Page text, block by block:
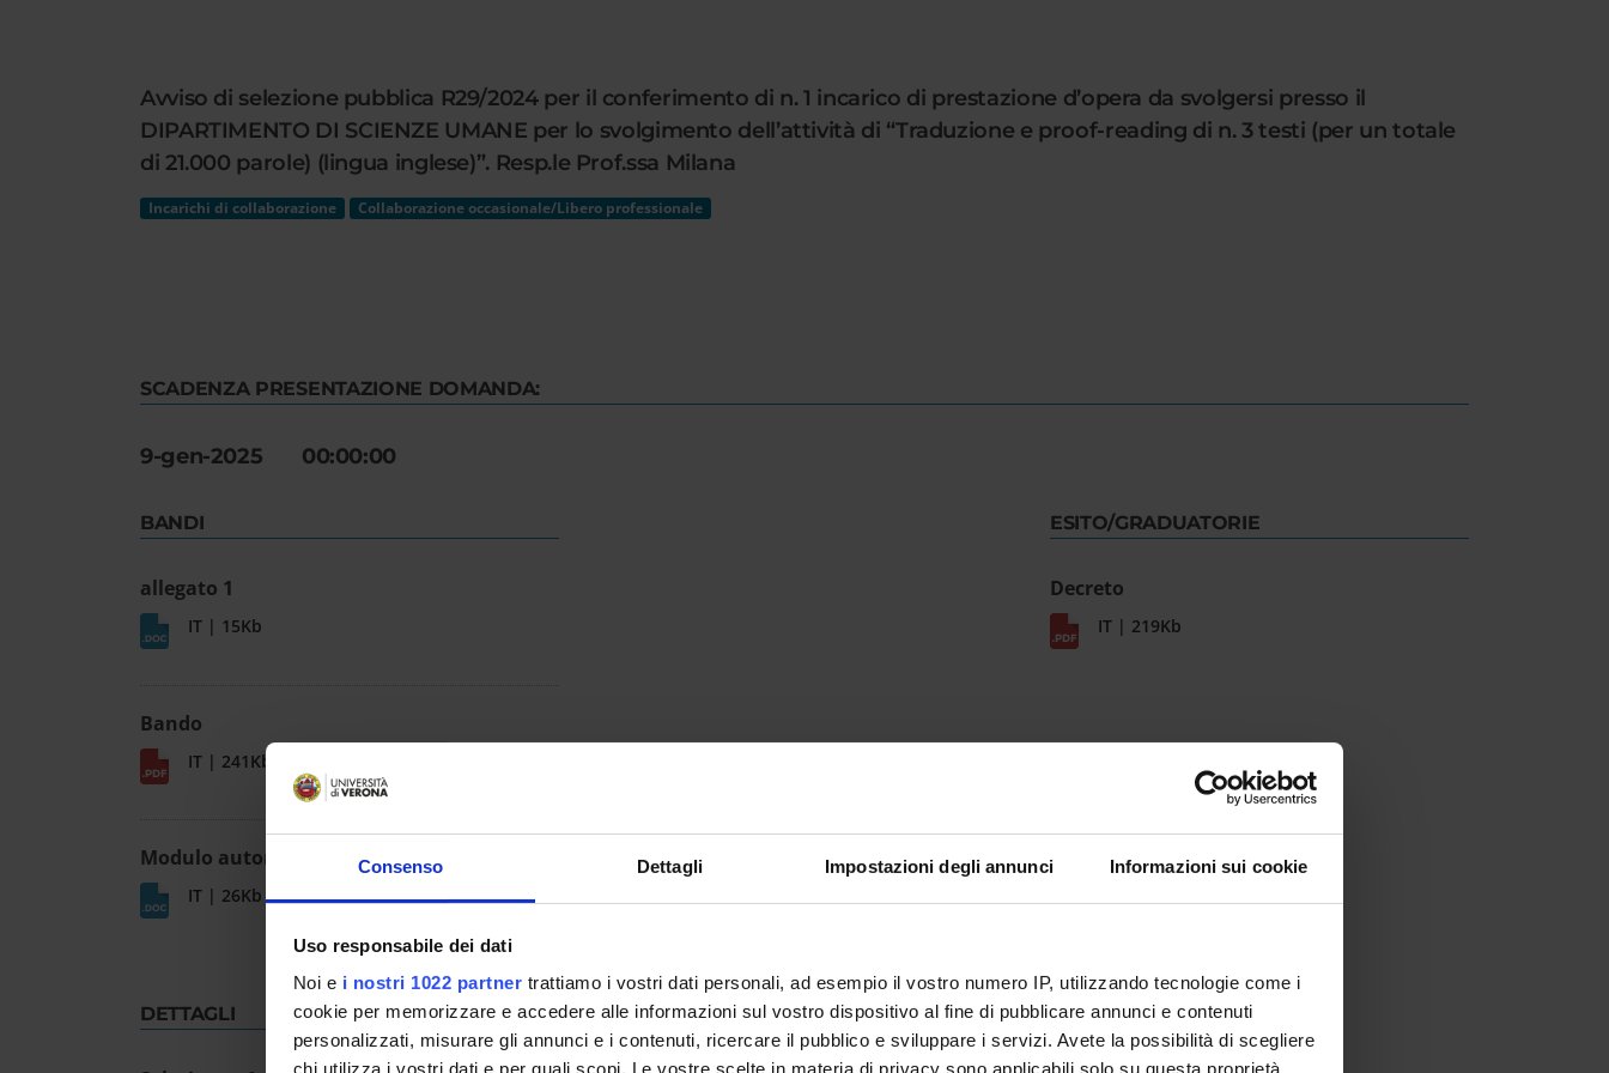
Consenso Dettagli Impostazioni degli annunci Informazioni sui cookie
Uso responsabile dei dati
Noi e i nostri 1022 partner trattiamo i vostri dati personali, ad esempio il vostro numero IP, utilizzando tecnologie come i
cookie per memorizzare e accedere alle informazioni sul vostro dispositivo al fine di pubblicare annunci e contenuti
personalizzati, misurare gli annunci e i contenuti, ricercare il pubblico e sviluppare i servizi. Avete la possibilità di scegliere
Avviso di selezione pubblica R29/2024 per il conferimento di n. 1 incarico di prestazione d’opera da svolgersi presso il
DIPARTIMENTO DI SCIENZE UMANE per lo svolgimento dell’attività di “Traduzione e proof-reading di n. 3 testi (per un totale
di 21.000 parole) (lingua inglese)”. Resp.le Prof.ssa Milana
Incarichi di collaborazione Collaborazione occasionale/Libero professionale
SCADENZA PRESENTAZIONE DOMANDA:
9-gen-2025 00:00:00
BANDI
allegato 1
IT | 15Kb
Bando
IT | 241Kb
Modulo autorizzazione assegnisti
IT | 26Kb
DETTAGLI
ESITO/GRADUATORIE
Decreto
IT | 219Kb